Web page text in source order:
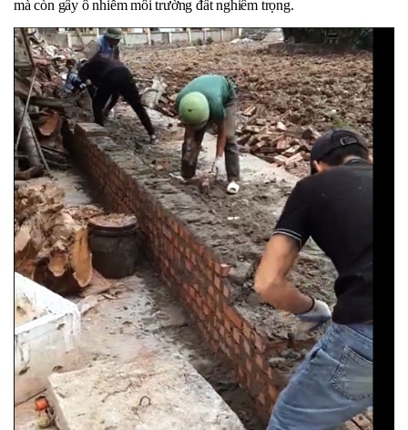
mà còn gây ô nhiễm môi trường đất nghiêm trọng.